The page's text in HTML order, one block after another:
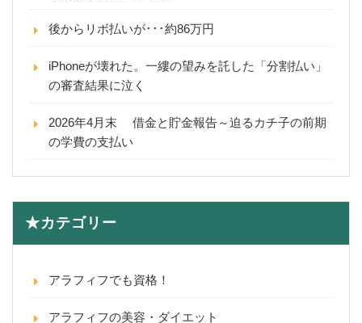
後からリボ払いが･･･約86万円
iPhoneが壊れた。一縷の望みを託した「分割払い」
の審査結果に泣く
2026年4月末 借金と貯金報告～迫るカチ子の前期
の学費の支払い
★カテゴリー
アラフィフでも資格！
アラフィフの美容・ダイエット